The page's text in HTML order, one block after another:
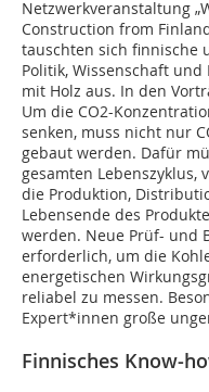
Netzwerkveranstaltung
Construction from
tauschten sich finnische
Politik, Wissenschaft
mit Holz aus. In den
Um die CO2-
senken, muss nicht nur
gebaut werden. Dafür
gesamten
die Produktion,
Lebensende des
werden. Neue Prüf- und
erforderlich, um die
energetischen
reliabel zu messen.
Expert*innen große
Finnisches Know-